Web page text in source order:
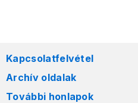
Kapcsolatfelvétel
Archív oldalak
További honlapok